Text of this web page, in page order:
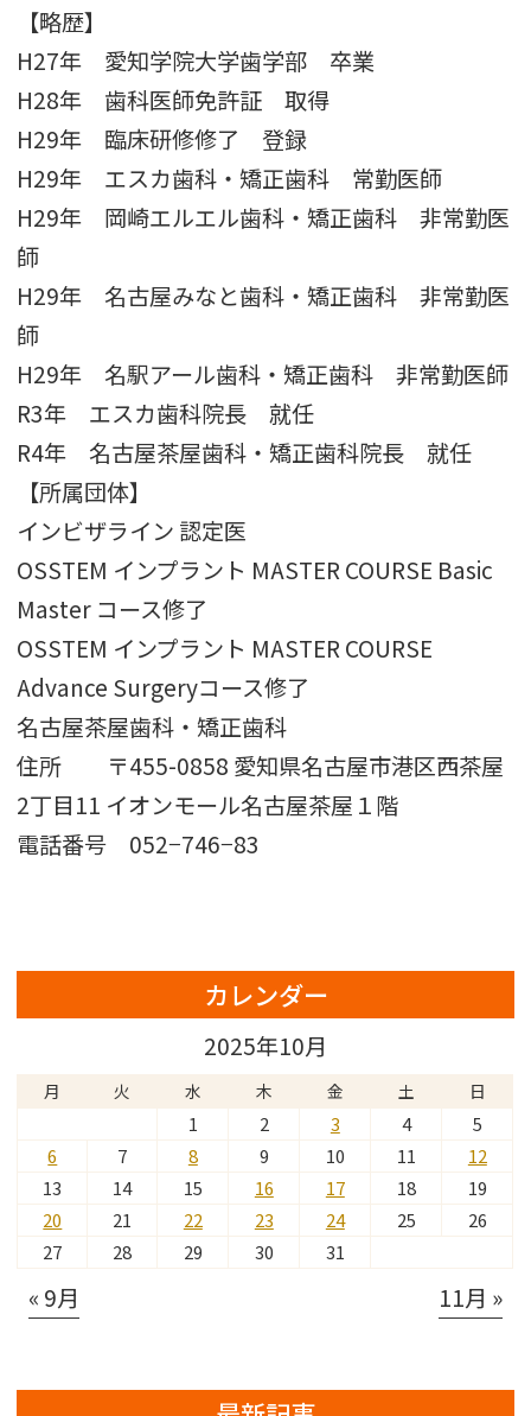
【略歴】
H27年 愛知学院大学歯学部 卒業
H28年 歯科医師免許証 取得
H29年 臨床研修修了 登録
H29年 エスカ歯科・矯正歯科 常勤医師
H29年 岡崎エルエル歯科・矯正歯科 非常勤医
師
H29年 名古屋みなと歯科・矯正歯科 非常勤医
師
H29年 名駅アール歯科・矯正歯科 非常勤医師
R3年 エスカ歯科院長 就任
R4年 名古屋茶屋歯科・矯正歯科院長 就任
【所属団体】
インビザライン 認定医
OSSTEM インプラント MASTER COURSE Basic
Master コース修了
OSSTEM インプラント MASTER COURSE
Advance Surgeryコース修了
名古屋茶屋歯科・矯正歯科
住所 〒455-0858 愛知県名古屋市港区西茶屋
2丁目11 イオンモール名古屋茶屋１階
電話番号 052−746−83
カレンダー
2025年10月
月 火 水 木 金 土 日
1 2 3 4
5
6
7 8 9 10 11
12
13
14 15 16 17 18
19
20
21 22 23 24 25
26
27
28 29 30 31
« 9月 11月 »